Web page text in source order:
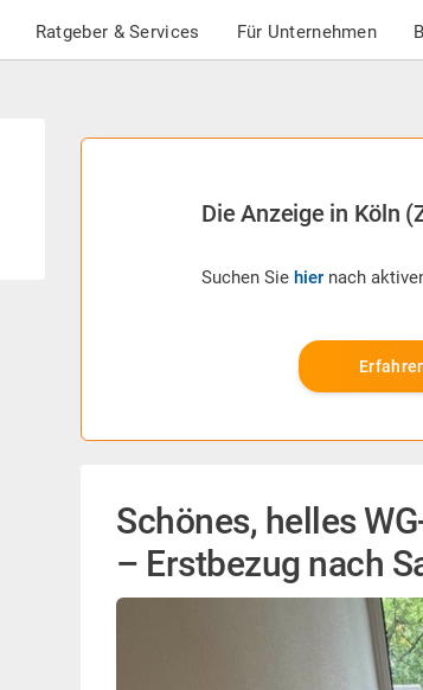
Ratgeber & Services Für Unternehmen
Die Anzeige in Köln
Suchen Sie hier nach
Schönes, helles
– Erstbezug nach